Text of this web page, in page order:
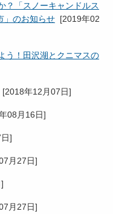
？「スノーキャンドルス
」のお知らせ [2019年02
う！田沢湖とクニマスの
[2018年12月07日]
08月16日]
]
月27日]
]
月27日]